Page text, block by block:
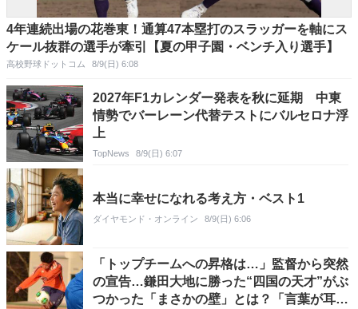
4年連続出場の花巻東！通算47本塁打のスラッガーを軸にス
ケール抜群の選手が牽引【夏の甲子園・ベンチ入り選手】
高校野球ドットコム 8/9(日) 6:08
2027年F1カレンダー発表を秋に延期 中東
情勢でバーレーン代替テストにバルセロナ浮
上
TopNews 8/9(日) 6:07
本当に幸せになれる考え方・ベスト1
ダイヤモンド・オンライン 8/9(日) 6:06
「トップチームへの昇格は…」監督から突然
の宣告…鎌田大地に勝った“四国の天才”がぶ
つかった「まさかの壁」とは？「言葉が耳に